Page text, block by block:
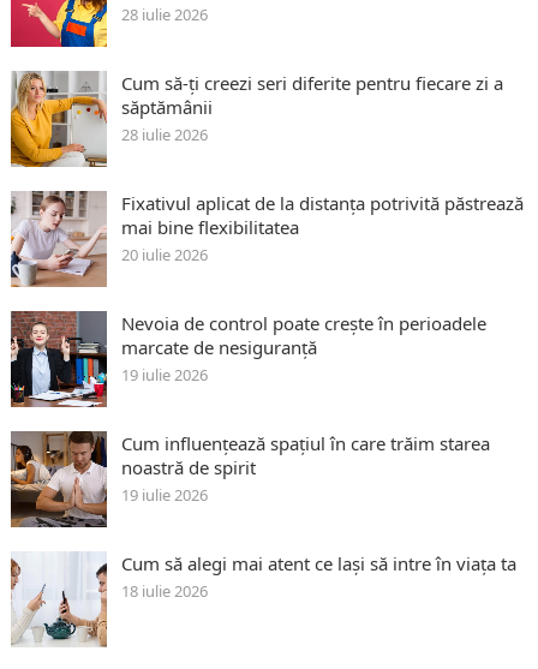
28 iulie 2026
Cum să-ți creezi seri diferite pentru fiecare zi a
săptămânii
28 iulie 2026
Fixativul aplicat de la distanța potrivită păstrează
mai bine flexibilitatea
20 iulie 2026
Nevoia de control poate crește în perioadele
marcate de nesiguranță
19 iulie 2026
Cum influențează spațiul în care trăim starea
noastră de spirit
19 iulie 2026
Cum să alegi mai atent ce lași să intre în viața ta
18 iulie 2026